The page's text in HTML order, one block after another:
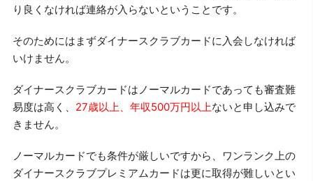
り良くなければ連絡が入らないということです。
そのためにはまずダイナースクラブカードに入会しなければ
いけません。
ダイナースクラブカードはノーマルカードであっても審査難
易度は高く、 27歳以上、年収500万円以上ないと申し込みで
きません。
ノーマルカードでも条件が厳しいですから、ワンランク上の
ダイナースクラブプレミアムカードは更に取得が難しいとい